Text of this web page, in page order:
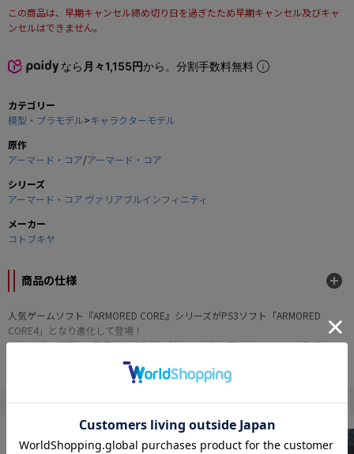
この商品は、早期キャンセル締め切り日を過ぎたため早期キャンセル及びキャ
ンセルはできません。
なら 月々1,155円から。分割手数料無料
カテゴリー
模型・プラモデル>キャラクターモデル
原作
アーマード・コア/アーマード・コア
シリーズ
アーマード・コア ヴァリアブルインフィニティ
メーカー
コトブキヤ
商品の仕様
人気ゲームソフト『ARMORED CORE』シリーズがPS3ソフト「ARMORED
CORE4」となり進化して登場！
エネルギー兵器との驚異的な親和性、流れるような優美なフォルムで登場する
機体がプラスチックキットで登場！！
ポリキャップ使用による幅広い可動範囲とマルチカラーランナーにより素組み
V.I.シリーズ（AC、ACW、ACA、ACH）と互換性があり、作品を超えて自由な組
み換えを楽しめます。
" アーマード・コア "の他の商品